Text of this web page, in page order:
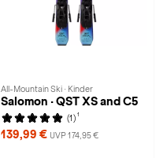
All-Mountain Ski · Kinder
Salomon · QST XS and C5
(1) 1
139,99 € UVP 174,95 €